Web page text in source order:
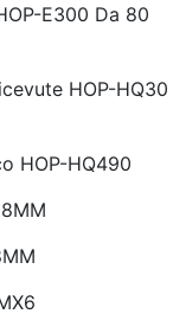
E300 Da 80
HOP-HQ30
HOP-HQ490